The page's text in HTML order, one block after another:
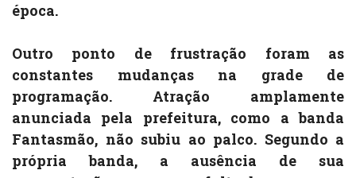
época.
Outro ponto de frustração foram as
constantes mudanças na grade de
programação. Atração amplamente
anunciada pela prefeitura, como a banda
Fantasmão, não subiu ao palco. Segundo a
própria banda, a ausência de sua